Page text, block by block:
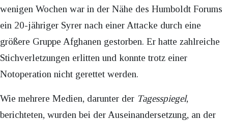
wenigen Wochen war in der Nähe des Humboldt Forums
ein 20-jähriger Syrer nach einer Attacke durch eine
größere Gruppe Afghanen gestorben. Er hatte zahlreiche
Stichverletzungen erlitten und konnte trotz einer
Notoperation nicht gerettet werden.
Wie mehrere Medien, darunter der Tagesspiegel,
berichteten, wurden bei der Auseinandersetzung, an der